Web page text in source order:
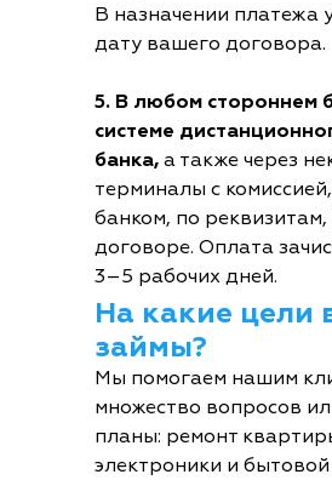
В назначении платежа
дату вашего договора.
5. В любом стороннем
системе
банка, а также через
терминалы с
банком, по
договоре. Оплата
3–5 рабочих дней.
На какие цели
займы?
Мы помогаем нашим
множество вопросов
планы: ремонт
электроники и бытовой